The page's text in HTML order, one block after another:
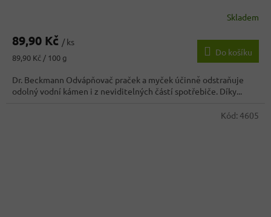
Skladem
89,90 Kč / ks
Měrná
89,90 Kč / 100 g
Do košíku
Dr. Beckmann Odvápňovač praček a myček účinně odstraňuje
odolný vodní kámen i z neviditelných částí spotřebiče. Díky...
Kód: 4605